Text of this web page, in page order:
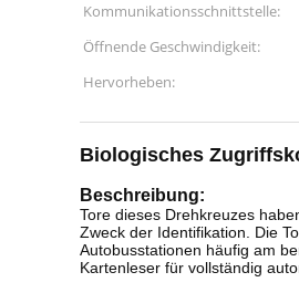
Kommunikationsschnittstelle:
Öffnende Geschwindigkeit:
Hervorheben:
Biologisches
Beschreibung:
Tore dieses Drehkreuzes
Zweck der Identifikation. Die
Autobusstationen häufig am
Kartenleser für vollständig